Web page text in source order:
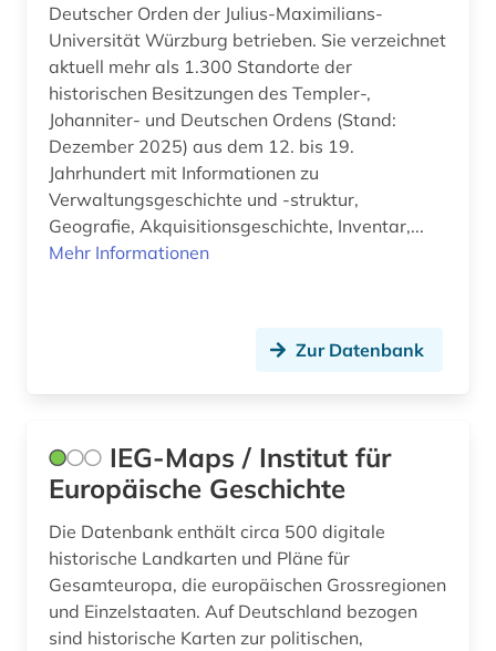
Deutscher Orden der Julius-Maximilians-
Universität Würzburg betrieben. Sie verzeichnet
aktuell mehr als 1.300 Standorte der
historischen Besitzungen des Templer-,
Johanniter- und Deutschen Ordens (Stand:
Dezember 2025) aus dem 12. bis 19.
Jahrhundert mit Informationen zu
Verwaltungsgeschichte und -struktur,
Geografie, Akquisitionsgeschichte, Inventar,...
Mehr Informationen
Zur Datenbank
IEG-Maps / Institut für
Europäische Geschichte
Die Datenbank enthält circa 500 digitale
historische Landkarten und Pläne für
Gesamteuropa, die europäischen Grossregionen
und Einzelstaaten. Auf Deutschland bezogen
sind historische Karten zur politischen,